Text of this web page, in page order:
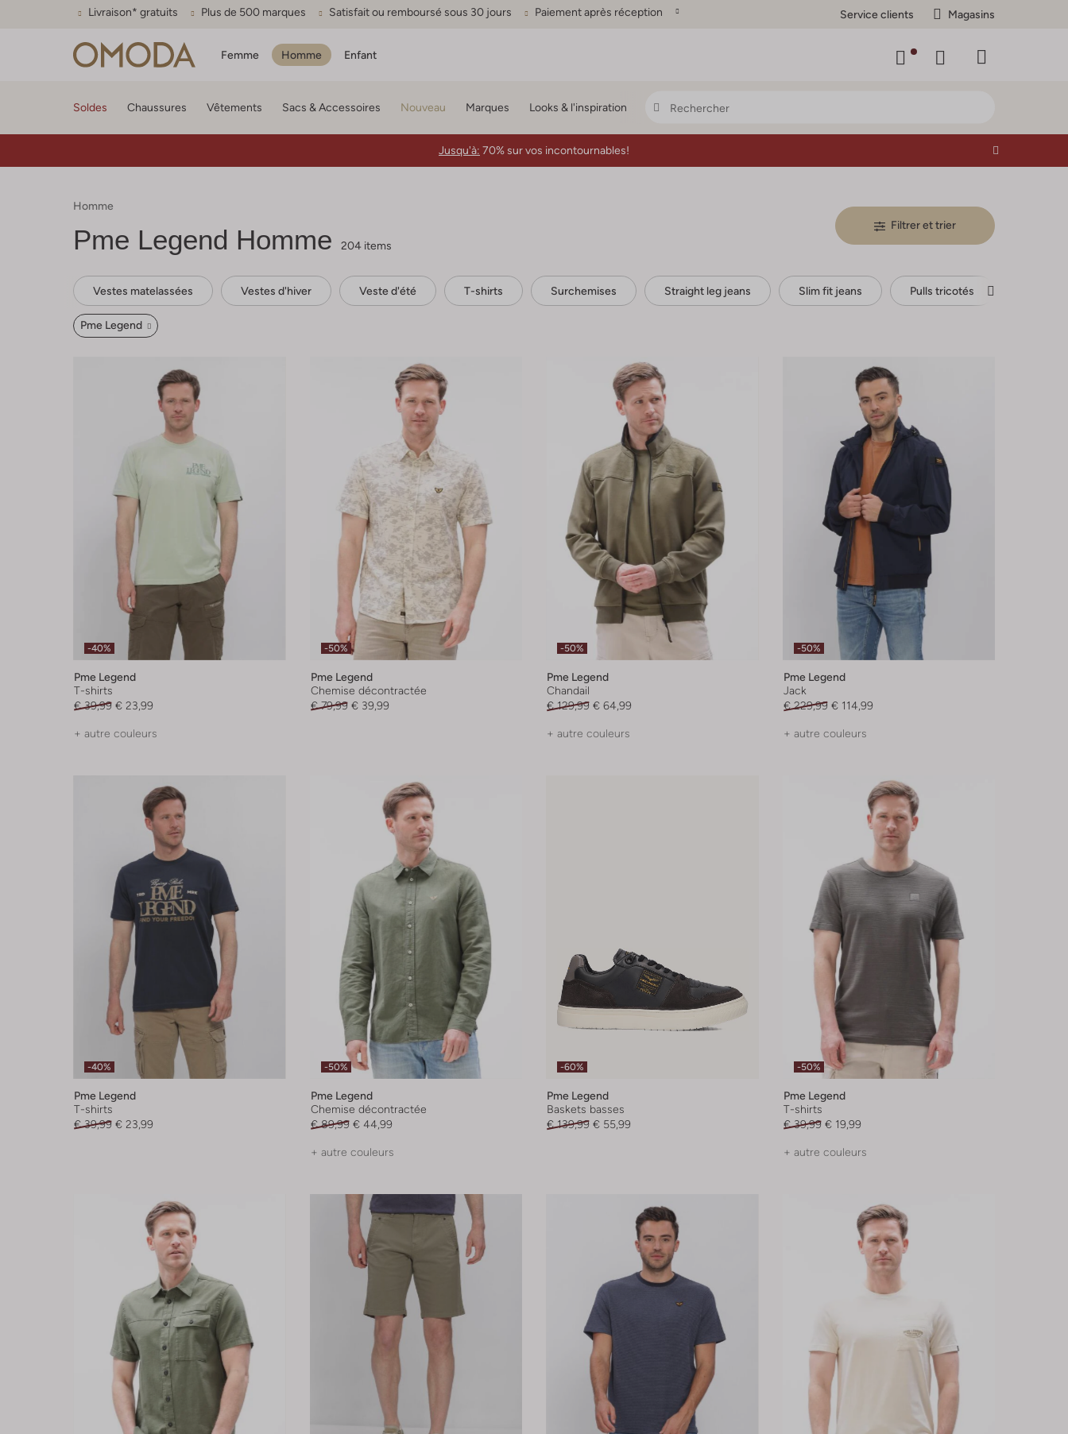
Livraison* gratuits Plus de 500 marques Satisfait ou remboursé sous 30 jours Paiement après réception Service clients Magasins
Femme Homme Enfant
Soldes Chaussures Vêtements Sacs & Accessoires Nouveau Marques Looks & l'inspiration
Jusqu'à: 70% sur vos incontournables!
Homme
Pme Legend Homme 204 items
Filtrer et trier
Vestes matelassées Vestes d'hiver Veste d'été T-shirts Surchemises Straight leg jeans Slim fit jeans Pulls tricotés
Pme Legend
-40%
Pme Legend
T-shirts
€ 39,99 € 23,99
+ autre couleurs
-50%
Pme Legend
Chemise décontractée
€ 79,99 € 39,99
-50%
Pme Legend
Chandail
€ 129,99 € 64,99
+ autre couleurs
-50%
Pme Legend
Jack
€ 229,99 € 114,99
+ autre couleurs
-40%
Pme Legend
T-shirts
€ 39,99 € 23,99
-50%
Pme Legend
Chemise décontractée
€ 89,99 € 44,99
+ autre couleurs
-60%
Pme Legend
Baskets basses
€ 139,99 € 55,99
-50%
Pme Legend
T-shirts
€ 39,99 € 19,99
+ autre couleurs